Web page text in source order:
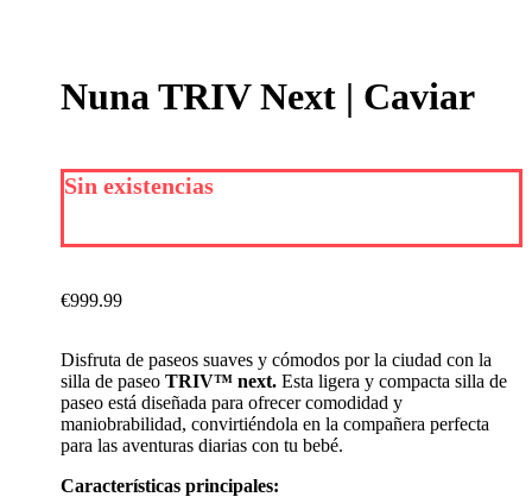
Nuna TRIV Next | Caviar
€999.99
Disfruta de paseos suaves y cómodos por la ciudad con la
silla de paseo TRIV™ next. Esta ligera y compacta silla de
paseo está diseñada para ofrecer comodidad y
maniobrabilidad, convirtiéndola en la compañera perfecta
para las aventuras diarias con tu bebé.
Características principales:
Sin existencias